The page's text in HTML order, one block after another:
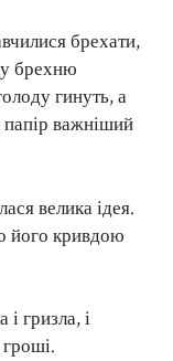
брехати,
брехню
гинуть, а
важніший
велика ідея.
його кривдою
гризла, і